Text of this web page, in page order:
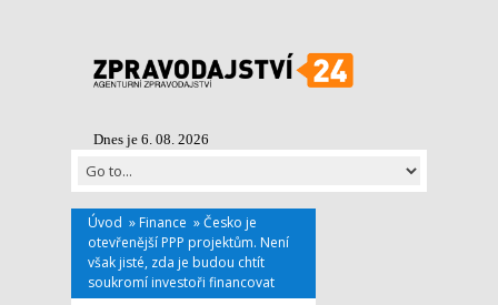
Dnes je 6. 08. 2026
Úvod » Finance »Česko je
otevřenější PPP projektům. Není
však jisté, zda je budou chtít
soukromí investoři financovat